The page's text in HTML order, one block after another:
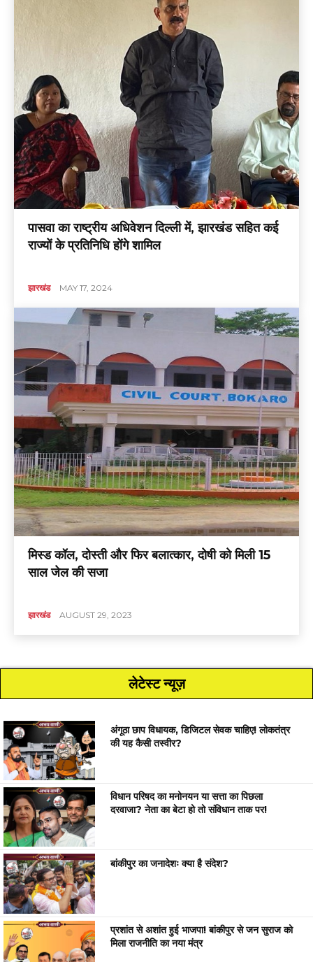
पासवा का राष्ट्रीय अधिवेशन दिल्ली में, झारखंड सहित कई
राज्यों के प्रतिनिधि होंगे शामिल
झारखंड MAY 17, 2024
मिस्ड कॉल, दोस्ती और फिर बलात्कार, दोषी को मिली 15
साल जेल की सजा
झारखंड AUGUST 29, 2023
लेटेस्ट न्यूज़
अंगूठा छाप विधायक, डिजिटल सेवक चाहिए! लोकतंत्र
की यह कैसी तस्वीर?
विधान परिषद का मनोनयन या सत्ता का पिछला
दरवाजा? नेता का बेटा हो तो संविधान ताक पर!
बांकीपुर का जनादेशः क्या है संदेश?
प्रशांत से अशांत हुई भाजपा! बांकीपुर से जन सुराज को
मिला राजनीति का नया मंत्र